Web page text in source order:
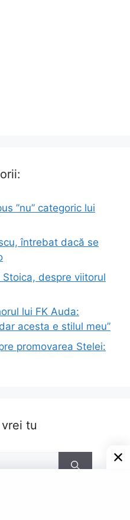
”nu” categoric lui
întrebat dacă se
Stoica, despre viitorul
lui FK Auda:
acesta e stilul meu”
promovarea Stelei:
tu